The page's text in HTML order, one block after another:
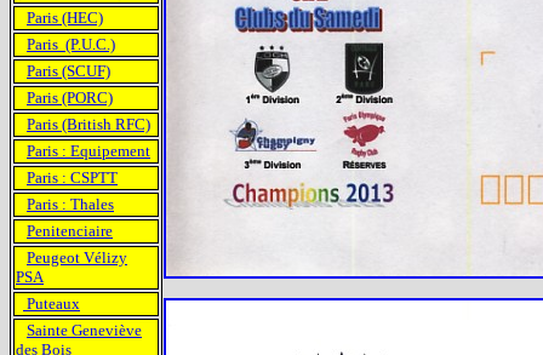
Paris (HEC)
Paris (P.U.C.)
Paris (SCUF)
Paris (PORC)
Paris (British RFC)
Paris : Equipement
Paris : CSPTT
Paris : Thales
Penitenciaire
Peugeot Vélizy
PSA
Puteaux
Sainte Geneviève
des Bois